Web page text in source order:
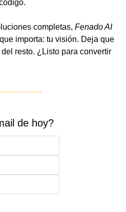
completas, Fenado AI
importa: tu visión. Deja que
resto. ¿Listo para convertir
de hoy?